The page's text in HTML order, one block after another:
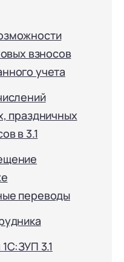
взносов
учета
праздничных
в 3.1
переводы
3.1
на 1С:CRM или
(СЭД)
(FRP)